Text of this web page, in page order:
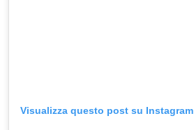
Visualizza questo post su Instagram